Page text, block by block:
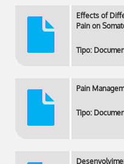
Effects of
Pain on
Tipo:
Pain
Tipo: